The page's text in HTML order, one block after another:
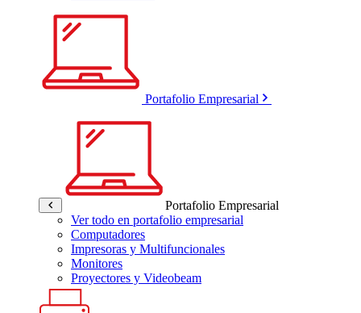
Portafolio Empresarial
Portafolio Empresarial
Ver todo en portafolio empresarial
Computadores
Impresoras y Multifuncionales
Monitores
Proyectores y Videobeam